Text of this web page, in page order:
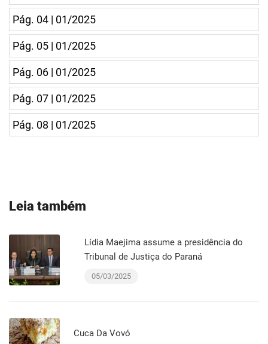
Pág. 04 | 01/2025
Pág. 05 | 01/2025
Pág. 06 | 01/2025
Pág. 07 | 01/2025
Pág. 08 | 01/2025
Leia também
Lídia Maejima assume a presidência do
Tribunal de Justiça do Paraná
05/03/2025
Cuca Da Vovó